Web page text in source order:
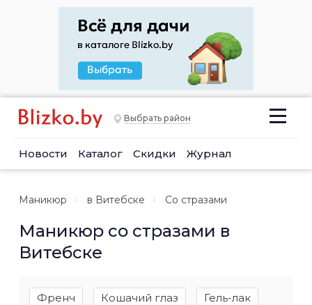
Выбрать район
Новости Каталог Скидки Журнал
Маникюр в Витебске Со стразами
Маникюр со стразами в
Витебске
Френч Кошачий глаз Гель-лак